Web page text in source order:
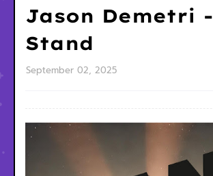
Jason Demetri -
Stand
September 02, 2025